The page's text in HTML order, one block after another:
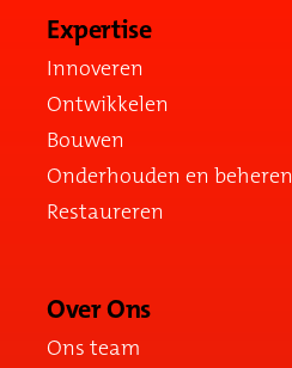
Expertise
Innoveren
Ontwikkelen
Bouwen
Onderhouden en beheren
Restaureren
Over Ons
Ons team